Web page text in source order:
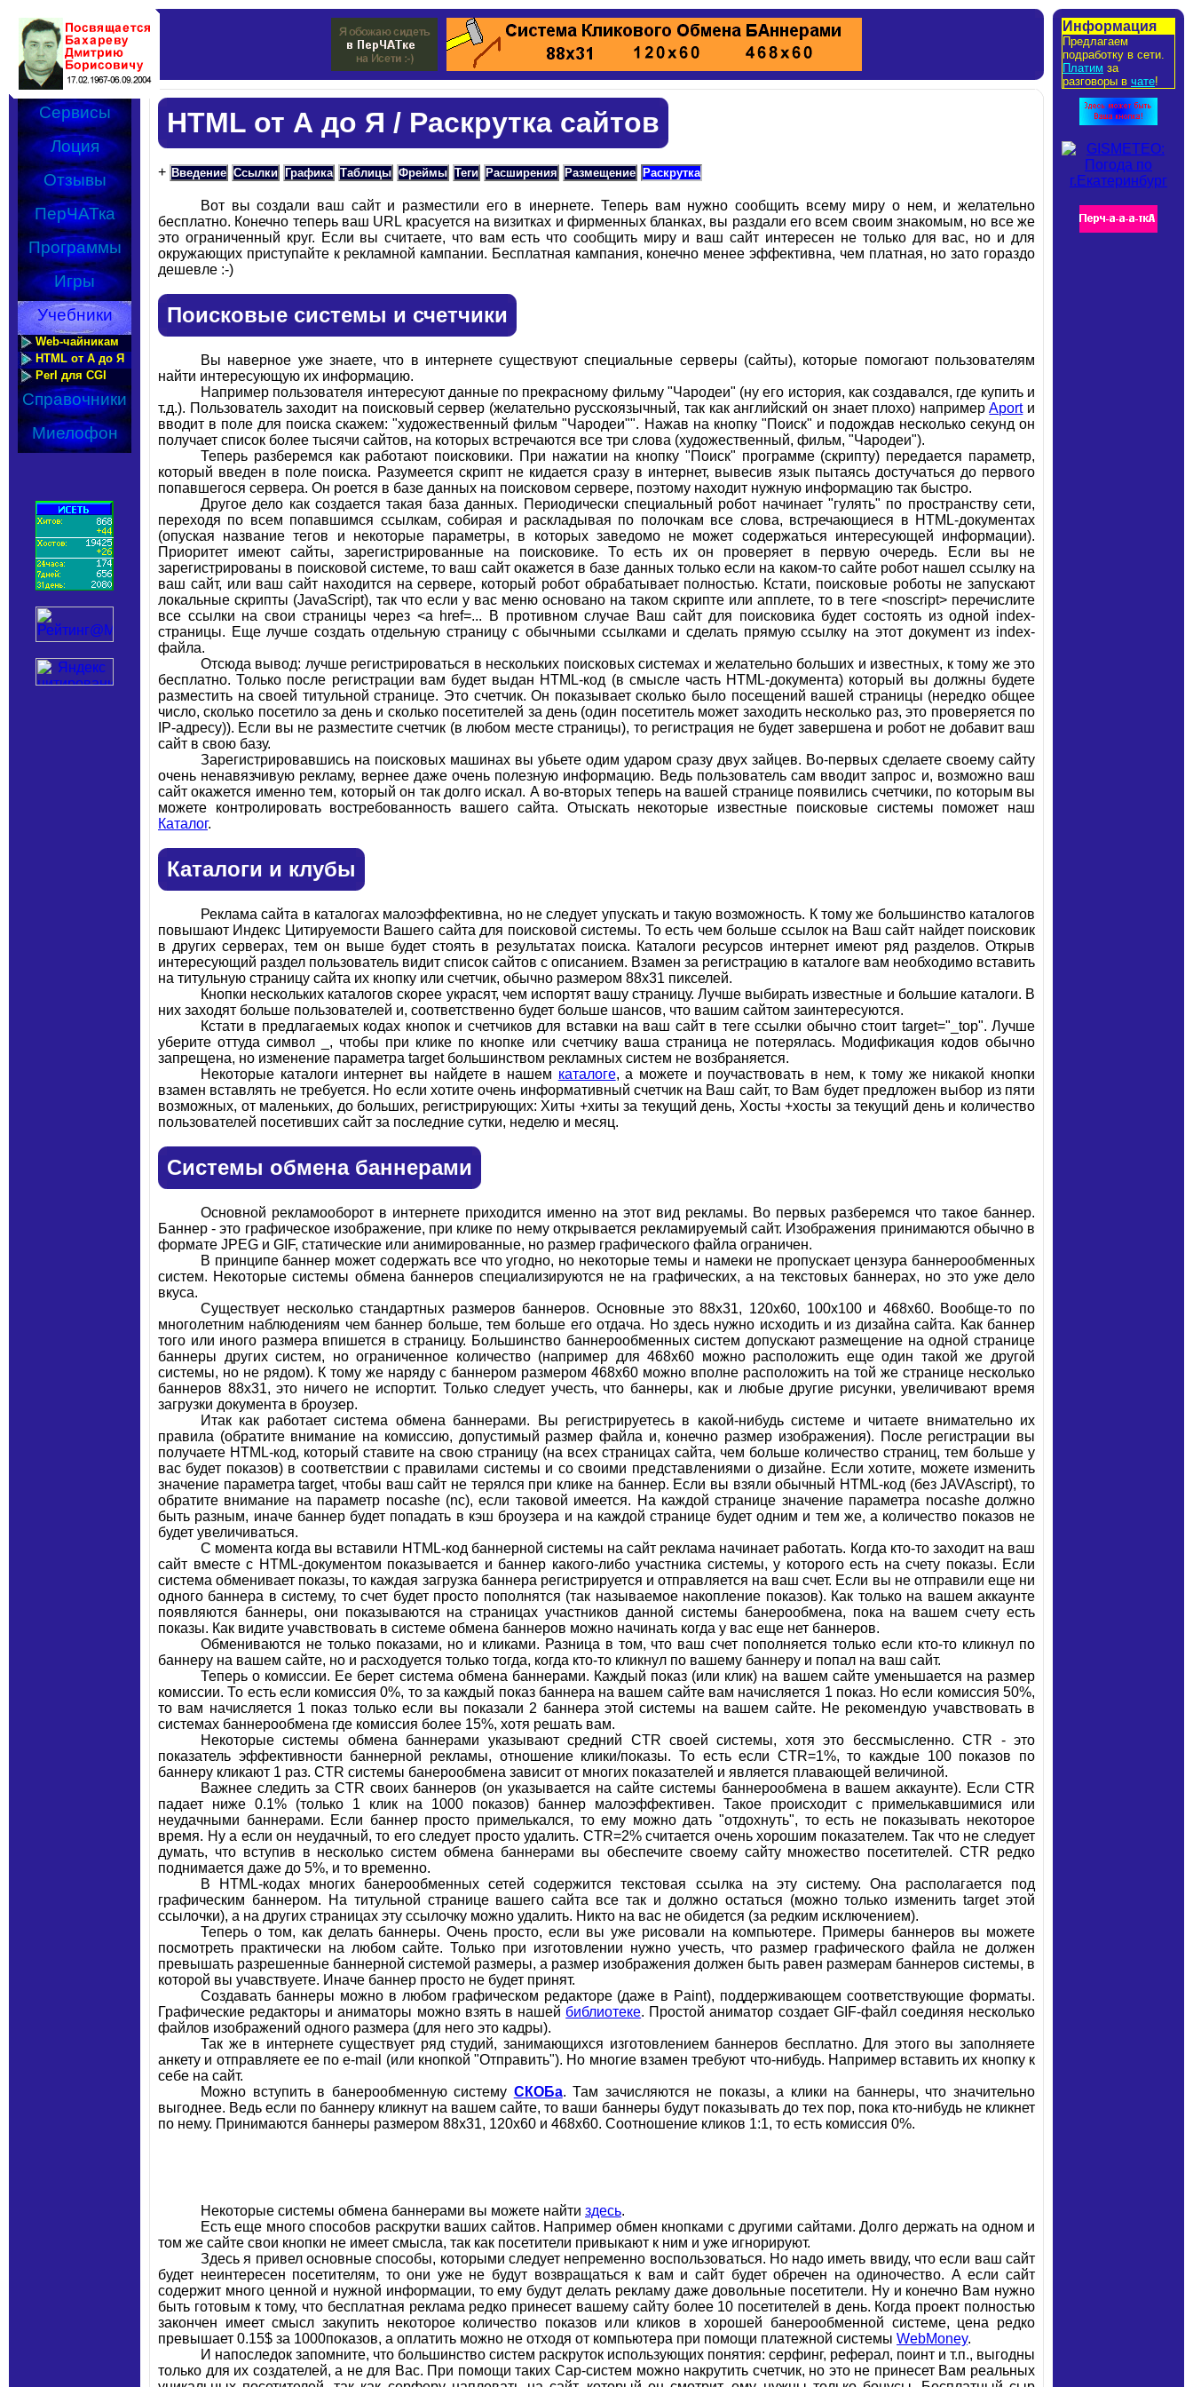
Сервисы
Лоция
Отзывы
ПерЧАТка
Программы
Игры
Учебники
Web-чайникам
HTML от А до Я
Perl для CGI
Справочники
Миелофон
Информация
Предлагаем
подработку в сети.
Платим за
разговоры в чате!
HTML от А до Я / Раскрутка сайтов
+ Введение Ссылки Графика Таблицы Фреймы Теги Расширения Размещение Раскрутка
Вот вы создали ваш сайт и разместили его в инернете. Теперь вам нужно сообщить всему миру о нем, и желательно
бесплатно. Конечно теперь ваш URL красуется на визитках и фирменных бланках, вы раздали его всем своим знакомым, но все же
это ограниченный круг. Если вы считаете, что вам есть что сообщить миру и ваш сайт интересен не только для вас, но и для
окружающих приступайте к рекламной кампании. Бесплатная кампания, конечно менее эффективна, чем платная, но зато гораздо
дешевле :-)
Поисковые системы и счетчики
Вы наверное уже знаете, что в интернете существуют специальные серверы (сайты), которые помогают пользователям
найти интересующую их информацию.
Например пользователя интересуют данные по прекрасному фильму "Чародеи" (ну его история, как создавался, где купить и
т.д.). Пользователь заходит на поисковый сервер (желательно русскоязычный, так как английский он знает плохо) напримерAportи
вводит в поле для поиска скажем: "художественный фильм "Чародеи"". Нажав на кнопку "Поиск" и подождав несколько секунд он
получает список более тысячи сайтов, на которых встречаются все три слова (художественный, фильм, "Чародеи").
Теперь разберемся как работают поисковики. При нажатии на кнопку "Поиск" программе (скрипту) передается параметр,
который введен в поле поиска. Разумеется скрипт не кидается сразу в интернет, вывесив язык пытаясь достучаться до первого
попавшегося сервера. Он роется в базе данных на поисковом сервере, поэтому находит нужную информацию так быстро.
Другое дело как создается такая база данных. Периодически специальный робот начинает "гулять" по пространству сети,
переходя по всем попавшимся ссылкам, собирая и раскладывая по полочкам все слова, встречающиеся в HTML-документах
(опуская название тегов и некоторые параметры, в которых заведомо не может содержаться интересующей информации).
Приоритет имеют сайты, зарегистрированные на поисковике. То есть их он проверяет в первую очередь. Если вы не
зарегистрированы в поисковой системе, то ваш сайт окажется в базе данных только если на каком-то сайте робот нашел ссылку на
ваш сайт, или ваш сайт находится на сервере, который робот обрабатывает полностью. Кстати, поисковые роботы не запускают
локальные скрипты (JavaScript), так что если у вас меню основано на таком скрипте или апплете, то в теге <noscript> перечислите
все ссылки на свои страницы через <a href=... В противном случае Ваш сайт для поисковика будет состоять из одной index-
страницы. Еще лучше создать отдельную страницу с обычными ссылками и сделать прямую ссылку на этот документ из index-
файла.
Отсюда вывод: лучше регистрироваться в нескольких поисковых системах и желательно больших и известных, к тому же это
бесплатно. Только после регистрации вам будет выдан HTML-код (в смысле часть HTML-документа) который вы должны будете
разместить на своей титульной странице. Это счетчик. Он показывает сколько было посещений вашей страницы (нередко общее
число, сколько посетило за день и сколько посетителей за день (один посетитель может заходить несколько раз, это проверяется по
IP-адресу)). Если вы не разместите счетчик (в любом месте страницы), то регистрация не будет завершена и робот не добавит ваш
сайт в свою базу.
Зарегистрировавшись на поисковых машинах вы убьете одим ударом сразу двух зайцев. Во-первых сделаете своему сайту
очень ненавязчивую рекламу, вернее даже очень полезную информацию. Ведь пользователь сам вводит запрос и, возможно ваш
сайт окажется именно тем, который он так долго искал. А во-вторых теперь на вашей странице появились счетчики, по которым вы
можете контролировать востребованность вашего сайта. Отыскать некоторые известные поисковые системы поможет наш
Каталог.
Каталоги и клубы
Реклама сайта в каталогах малоэффективна, но не следует упускать и такую возможность. К тому же большинство каталогов
повышают Индекс Цитируемости Вашего сайта для поисковой системы. То есть чем больше ссылок на Ваш сайт найдет поисковик
в других серверах, тем он выше будет стоять в результатах поиска. Каталоги ресурсов интернет имеют ряд разделов. Открыв
интересующий раздел пользователь видит список сайтов с описанием. Взамен за регистрацию в каталоге вам необходимо вставить
на титульную страницу сайта их кнопку или счетчик, обычно размером 88х31 пикселей.
Кнопки нескольких каталогов скорее украсят, чем испортят вашу страницу. Лучше выбирать известные и большие каталоги. В
них заходят больше пользователей и, соответственно будет больше шансов, что вашим сайтом заинтересуются.
Кстати в предлагаемых кодах кнопок и счетчиков для вставки на ваш сайт в теге ссылки обычно стоит target="_top". Лучше
уберите оттуда символ _, чтобы при клике по кнопке или счетчику ваша страница не потерялась. Модификация кодов обычно
запрещена, но изменение параметра target большинством рекламных систем не возбраняется.
Некоторые каталоги интернет вы найдете в нашем каталоге, а можете и поучаствовать в нем, к тому же никакой кнопки
взамен вставлять не требуется. Но если хотите очень информативный счетчик на Ваш сайт, то Вам будет предложен выбор из пяти
возможных, от маленьких, до больших, регистрирующих: Хиты +хиты за текущий день, Хосты +хосты за текущий день и количество
пользователей посетивших сайт за последние сутки, неделю и месяц.
Системы обмена баннерами
Основной рекламооборот в интернете приходится именно на этот вид рекламы. Во первых разберемся что такое баннер.
Баннер - это графическое изображение, при клике по нему открывается рекламируемый сайт. Изображения принимаются обычно в
формате JPEG и GIF, статические или анимированные, но размер графического файла ограничен.
В принципе баннер может содержать все что угодно, но некоторые темы и намеки не пропускает цензура баннерообменных
систем. Некоторые системы обмена баннеров специализируются не на графических, а на текстовых баннерах, но это уже дело
вкуса.
Существует несколько стандартных размеров баннеров. Основные это 88х31, 120х60, 100х100 и 468х60. Вообще-то по
многолетним наблюдениям чем баннер больше, тем больше его отдача. Но здесь нужно исходить и из дизайна сайта. Как баннер
того или иного размера впишется в страницу. Большинство баннерообменных систем допускают размещение на одной странице
баннеры других систем, но ограниченное количество (например для 468х60 можно расположить еще один такой же другой
системы, но не рядом). К тому же наряду с баннером размером 468х60 можно вполне расположить на той же странице несколько
баннеров 88х31, это ничего не испортит. Только следует учесть, что баннеры, как и любые другие рисунки, увеличивают время
загрузки документа в броузер.
Итак как работает система обмена баннерами. Вы регистрируетесь в какой-нибудь системе и читаете внимательно их
правила (обратите внимание на комиссию, допустимый размер файла и, конечно размер изображения). После регистрации вы
получаете HTML-код, который ставите на свою страницу (на всех страницах сайта, чем больше количество страниц, тем больше у
вас будет показов) в соответствии с правилами системы и со своими представлениями о дизайне. Если хотите, можете изменить
значение параметра target, чтобы ваш сайт не терялся при клике на баннер. Если вы взяли обычный HTML-код (без JAVAscript), то
обратите внимание на параметр nocashe (nc), если таковой имеется. На каждой странице значение параметра nocashe должно
быть разным, иначе баннер будет попадать в кэш броузера и на каждой странице будет одним и тем же, а количество показов не
будет увеличиваться.
С момента когда вы вставили HTML-код баннерной системы на сайт реклама начинает работать. Когда кто-то заходит на ваш
сайт вместе с HTML-документом показывается и баннер какого-либо участника системы, у которого есть на счету показы. Если
система обменивает показы, то каждая загрузка баннера регистрируется и отправляется на ваш счет. Если вы не отправили еще ни
одного баннера в систему, то счет будет просто пополнятся (так называемое накопление показов). Как только на вашем аккаунте
появляются баннеры, они показываются на страницах участников данной системы банерообмена, пока на вашем счету есть
показы. Как видите учавствовать в системе обмена баннеров можно начинать когда у вас еще нет баннеров.
Обмениваются не только показами, но и кликами. Разница в том, что ваш счет пополняется только если кто-то кликнул по
баннеру на вашем сайте, но и расходуется только тогда, когда кто-то кликнул по вашему баннеру и попал на ваш сайт.
Теперь о комиссии. Ее берет система обмена баннерами. Каждый показ (или клик) на вашем сайте уменьшается на размер
комиссии. То есть если комиссия 0%, то за каждый показ баннера на вашем сайте вам начисляется 1 показ. Но если комиссия 50%,
то вам начисляется 1 показ только если вы показали 2 баннера этой системы на вашем сайте. Не рекомендую учавствовать в
системах баннерообмена где комиссия более 15%, хотя решать вам.
Некоторые системы обмена баннерами указывают средний CTR своей системы, хотя это бессмысленно. CTR - это
показатель эффективности баннерной рекламы, отношение клики/показы. То есть если CTR=1%, то каждые 100 показов по
баннеру кликают 1 раз. CTR системы банерообмена зависит от многих показателей и является плавающей величиной.
Важнее следить за CTR своих баннеров (он указывается на сайте системы баннерообмена в вашем аккаунте). Если CTR
падает ниже 0.1% (только 1 клик на 1000 показов) баннер малоэффективен. Такое происходит с примелькавшимися или
неудачными баннерами. Если баннер просто примелькался, то ему можно дать "отдохнуть", то есть не показывать некоторое
время. Ну а если он неудачный, то его следует просто удалить. CTR=2% считается очень хорошим показателем. Так что не следует
думать, что вступив в несколько систем обмена баннерами вы обеспечите своему сайту множество посетителей. CTR редко
поднимается даже до 5%, и то временно.
В HTML-кодах многих банерообменных сетей содержится текстовая ссылка на эту систему. Она располагается под
графическим баннером. На титульной странице вашего сайта все так и должно остаться (можно только изменить target этой
ссылочки), а на других страницах эту ссылочку можно удалить. Никто на вас не обидется (за редким исключением).
Теперь о том, как делать баннеры. Очень просто, если вы уже рисовали на компьютере. Примеры баннеров вы можете
посмотреть практически на любом сайте. Только при изготовлении нужно учесть, что размер графического файла не должен
превышать разрешенные баннерной системой размеры, а размер изображения должен быть равен размерам баннеров системы, в
которой вы учавствуете. Иначе баннер просто не будет принят.
Создавать баннеры можно в любом графическом редакторе (даже в Paint), поддерживающем соответствующие форматы.
Графические редакторы и аниматоры можно взять в нашей библиотеке. Простой аниматор создает GIF-файл соединяя несколько
файлов изображений одного размера (для него это кадры).
Так же в интернете существует ряд студий, занимающихся изготовлением баннеров бесплатно. Для этого вы заполняете
анкету и отправляете ее по e-mail (или кнопкой "Отправить"). Но многие взамен требуют что-нибудь. Например вставить их кнопку к
себе на сайт.
Можно вступить в банерообменную систему СКОБа. Там зачисляются не показы, а клики на баннеры, что значительно
выгоднее. Ведь если по баннеру кликнут на вашем сайте, то ваши баннеры будут показывать до тех пор, пока кто-нибудь не кликнет
по нему. Принимаются баннеры размером 88х31, 120х60 и 468х60. Соотношение кликов 1:1, то есть комиссия 0%.
Некоторые системы обмена баннерами вы можете найти здесь.
Есть еще много способов раскрутки ваших сайтов. Например обмен кнопками с другими сайтами. Долго держать на одном и
том же сайте свои кнопки не имеет смысла, так как посетители привыкают к ним и уже игнорируют.
Здесь я привел основные способы, которыми следует непременно воспользоваться. Но надо иметь ввиду, что если ваш сайт
будет неинтересен посетителям, то они уже не будут возвращаться к вам и сайт будет обречен на одиночество. А если сайт
содержит много ценной и нужной информации, то ему будут делать рекламу даже довольные посетители. Ну и конечно Вам нужно
быть готовым к тому, что бесплатная реклама редко принесет вашему сайту более 10 посетителей в день. Когда проект полностью
закончен имеет смысл закупить некоторое количество показов или кликов в хорошей банерообменной системе, цена редко
превышает 0.15$ за 1000показов, а оплатить можно не отходя от компьютера при помощи платежной системы WebMoney.
И напоследок запомните, что большинство систем раскруток использующих понятия: серфинг, реферал, поинт и т.п., выгодны
только для их создателей, а не для Вас. При помощи таких Cap-систем можно накрутить счетчик, но это не принесет Вам реальных